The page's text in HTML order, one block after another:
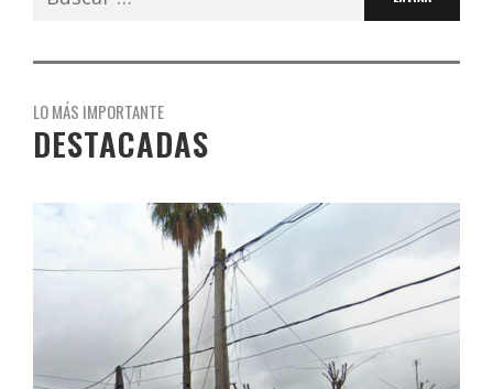
LO MÁS IMPORTANTE
DESTACADAS